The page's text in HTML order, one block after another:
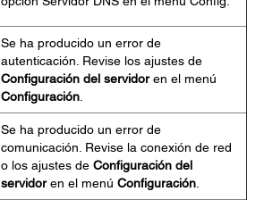
Se ha producido un error de
autenticación. Revise los ajustes de
Configuración del servidoren el menú
Configuración
Se ha producido un error de
comunicación. Revise la conexión de red
o los ajustes de Configuración del
servidoren el menú Configuración